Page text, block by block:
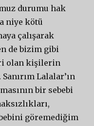
durumu hak
niye kötü
çalışarak
de bizim gibi
olan kişilerin
Lalalar’ın
bir sebebi
göremediğim